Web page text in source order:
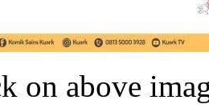
on above